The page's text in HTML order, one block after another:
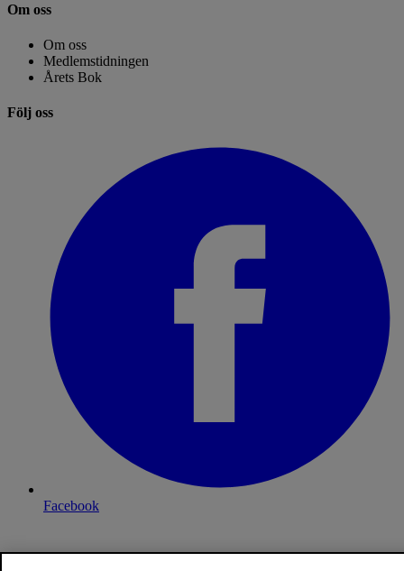
Om oss
Om oss
Medlemstidningen
Årets Bok
Följ oss
Facebook